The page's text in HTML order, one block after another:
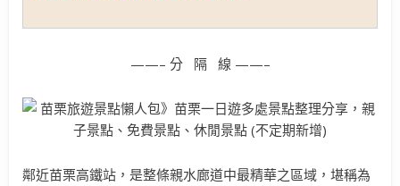
——– 分 隔 線 ——–
鄰近苗栗高鐵站，是整條親水廊道中最精華之區域，堪稱為